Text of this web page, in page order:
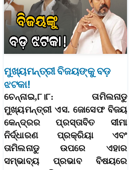
ମୁଖ୍ୟମନ୍ତ୍ରୀ ବିଜୟଙ୍କୁ ବଡ଼
ଝଟକା!
ଚେନ୍ନାଇ,୮।୮: ତାମିଲନାଡୁ
ମୁଖ୍ୟମନ୍ତ୍ରୀ ଏସ. ଜୋସେଫ ବିଜୟ
କେନ୍ଦ୍ରର ପ୍ରସ୍ତାବିତ ସୀମା
ନିର୍ଦ୍ଧାରଣ ପ୍ରକ୍ରିୟା ଏବଂ
ତାମିଲନାଡୁ ଉପରେ ଏହାର
ସମ୍ଭାବ୍ୟ ପ୍ରଭାବ ବିଷୟରେ